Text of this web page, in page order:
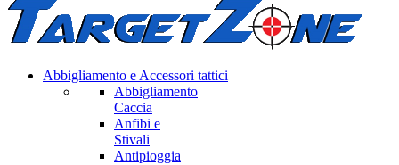
Abbigliamento e Accessori tattici
Abbigliamento
Caccia
Anfibi e
Stivali
Antipioggia